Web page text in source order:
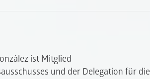
ist Mitglied
und der Delegation für die